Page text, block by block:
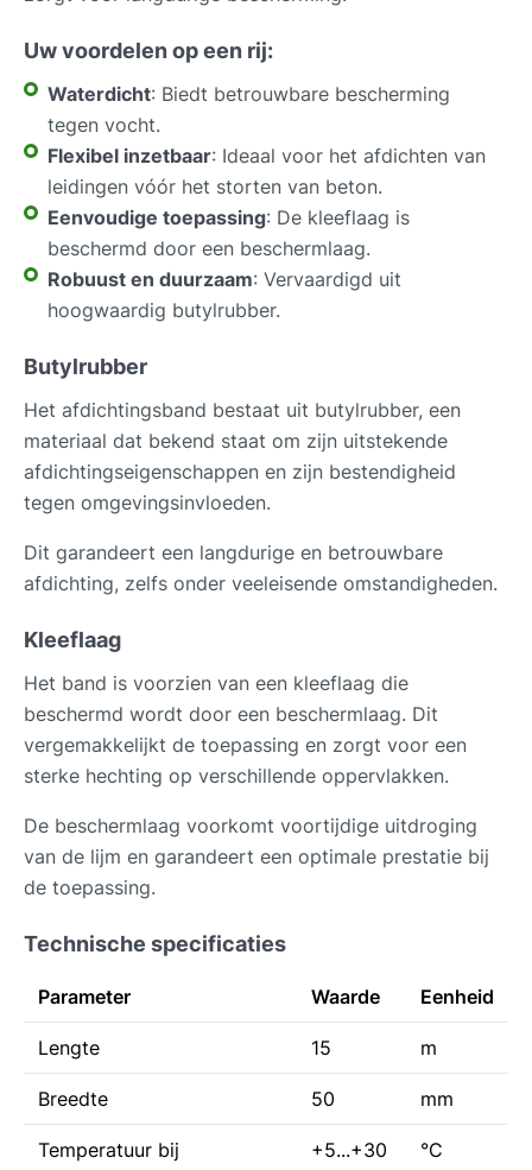
Uw voordelen op een rij:
Waterdicht: Biedt betrouwbare bescherming
tegen vocht.
Flexibel inzetbaar: Ideaal voor het afdichten van
leidingen vóór het storten van beton.
Eenvoudige toepassing: De kleeflaag is
beschermd door een beschermlaag.
Robuust en duurzaam: Vervaardigd uit
hoogwaardig butylrubber.
Butylrubber
Het afdichtingsband bestaat uit butylrubber, een
materiaal dat bekend staat om zijn uitstekende
afdichtingseigenschappen en zijn bestendigheid
tegen omgevingsinvloeden.
Dit garandeert een langdurige en betrouwbare
afdichting, zelfs onder veeleisende omstandigheden.
Kleeflaag
Het band is voorzien van een kleeflaag die
beschermd wordt door een beschermlaag. Dit
vergemakkelijkt de toepassing en zorgt voor een
sterke hechting op verschillende oppervlakken.
De beschermlaag voorkomt voortijdige uitdroging
van de lijm en garandeert een optimale prestatie bij
de toepassing.
Technische specificaties
Parameter Waarde Eenheid
Lengte 15 m
Breedte 50 mm
Temperatuur bij
+5...+30 °C